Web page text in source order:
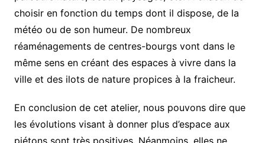
choisir en fonction du temps dont il dispose, de la
météo ou de son humeur. De nombreux
réaménagements de centres-bourgs vont dans le
même sens en créant des espaces à vivre dans la
ville et des ilots de nature propices à la fraicheur.
En conclusion de cet atelier, nous pouvons dire que
les évolutions visant à donner plus d’espace aux
piétons sont très positives. Néanmoins, elles ne